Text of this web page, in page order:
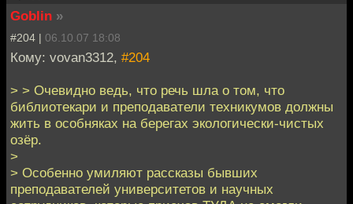
Goblin »
#204 | 06.10.07 18:08
Кому: vovan3312, #204
> > Очевидно ведь, что речь шла о том, что
библиотекари и преподаватели техникумов должны
жить в особняках на берегах экологически-чистых
озёр.
>
> Особенно умиляют рассказы бывших
преподавателей университетов и научных